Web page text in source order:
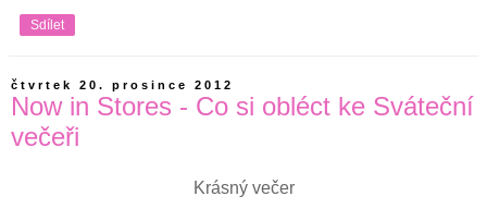
Sdílet
čtvrtek 20. prosince 2012
Now in Stores - Co si obléct ke Sváteční
večeři
Krásný večer